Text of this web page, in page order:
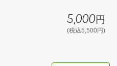
5,000円
(税込5,500円)